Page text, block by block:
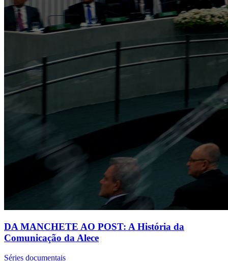
DA MANCHETE AO POST: A História da
Comunicação da Alece
Séries documentais